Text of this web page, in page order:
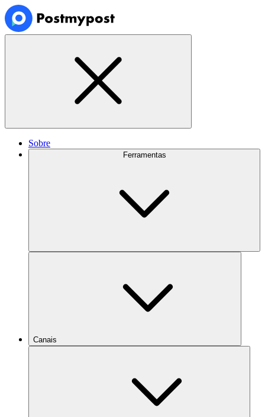
Sobre
Ferramentas
Canais